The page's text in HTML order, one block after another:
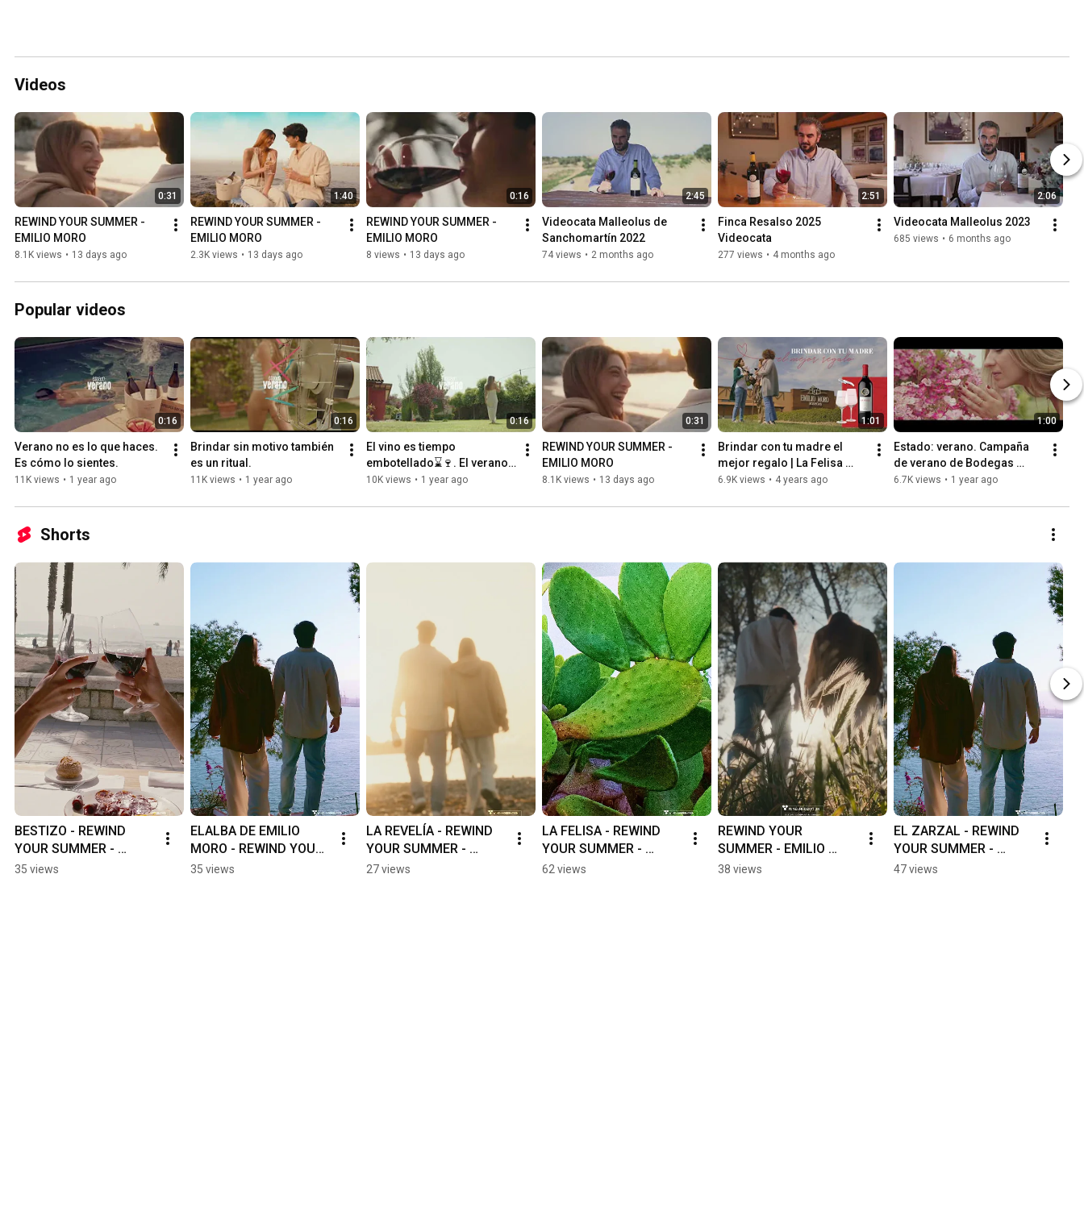
Videos
0:31
REWIND YOUR SUMMER -
EMILIO MORO
8.1K views • 13 days ago
1:40
REWIND YOUR SUMMER -
EMILIO MORO
2.3K views • 13 days ago
0:16
REWIND YOUR SUMMER -
EMILIO MORO
8 views • 13 days ago
2:45
Videocata Malleolus de
Sanchomartín 2022
74 views • 2 months ago
2:51
Finca Resalso 2025
Videocata
277 views • 4 months ago
2:06
Videocata Malleolus 2023
685 views • 6 months ago
Popular videos
0:16
Verano no es lo que haces.
Es cómo lo sientes.
11K views • 1 year ago
0:16
Brindar sin motivo también
es un ritual.
11K views • 1 year ago
0:16
El vino es tiempo
embotellado⌛🍷. El verano
también🏖️⌛.
10K views • 1 year ago
0:31
REWIND YOUR SUMMER -
EMILIO MORO
8.1K views • 13 days ago
1:01
Brindar con tu madre el
mejor regalo | La Felisa
2020
6.9K views • 4 years ago
1:00
Estado: verano. Campaña
de verano de Bodegas
Emilio Moro.
6.7K views • 1 year ago
Shorts
BESTIZO - REWIND
YOUR SUMMER -
EMILIO MORO
35 views
ELALBA DE EMILIO
MORO - REWIND YOUR
SUMMER - EMILIO
35 views
LA REVELÍA - REWIND
YOUR SUMMER -
EMILIO MORO
27 views
LA FELISA - REWIND
YOUR SUMMER -
EMILIO MORO
62 views
REWIND YOUR
SUMMER - EMILIO
MORO
38 views
EL ZARZAL - REWIND
YOUR SUMMER -
EMILIO MORO
47 views